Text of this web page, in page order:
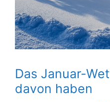
Das Januar-
davon haben